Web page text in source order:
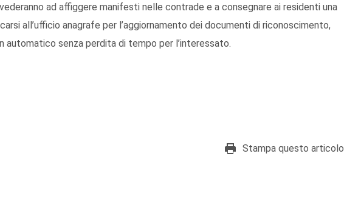
ad affiggere manifesti nelle contrade e a consegnare ai residenti una
all’ufficio anagrafe per l’aggiornamento dei documenti di riconoscimento,
automatico senza perdita di tempo per l’interessato.
Stampa questo articolo